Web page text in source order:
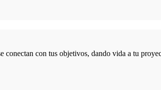
conectan con tus objetivos, dando vida a tu